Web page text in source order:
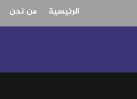
الرئيسية من نحن